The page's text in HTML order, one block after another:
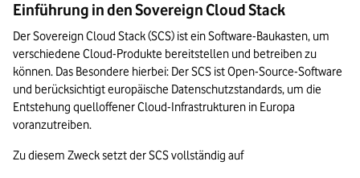
Zukunft des Sovereign Cloud Stack
Das Wichtigste zum Sovereign Cloud Stack in Kürze
Einführung in den Sovereign Cloud Stack
Der Sovereign Cloud Stack (SCS) ist ein Software-Baukasten, um
verschiedene Cloud-Produkte bereitstellen und betreiben zu
können. Das Besondere hierbei: Der SCS ist Open-Source-Software
und berücksichtigt europäische Datenschutzstandards, um die
Entstehung quelloffener Cloud-Infrastrukturen in Europa
voranzutreiben.
Zu diesem Zweck setzt der SCS vollständig auf